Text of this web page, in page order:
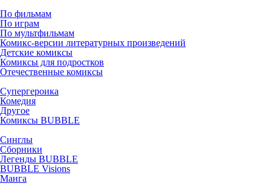
По фильмам
По играм
По мультфильмам
Комикс-версии литературных произведений
Детские комиксы
Комиксы для подростков
Отечественные комиксы
Супергероика
Комедия
Другое
Комиксы BUBBLE
Синглы
Сборники
Легенды BUBBLE
BUBBLE Visions
Манга